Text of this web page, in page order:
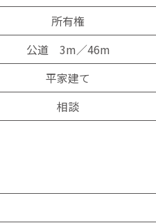
所有権
公道 3m／46m
平家建て
相談